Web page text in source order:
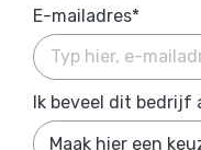
E-mailadres*
Ik beveel dit bedrijf